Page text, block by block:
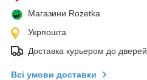
Магазини Rozetka
Укрпошта
Доставка курьером до дверей
Всі умови доставки